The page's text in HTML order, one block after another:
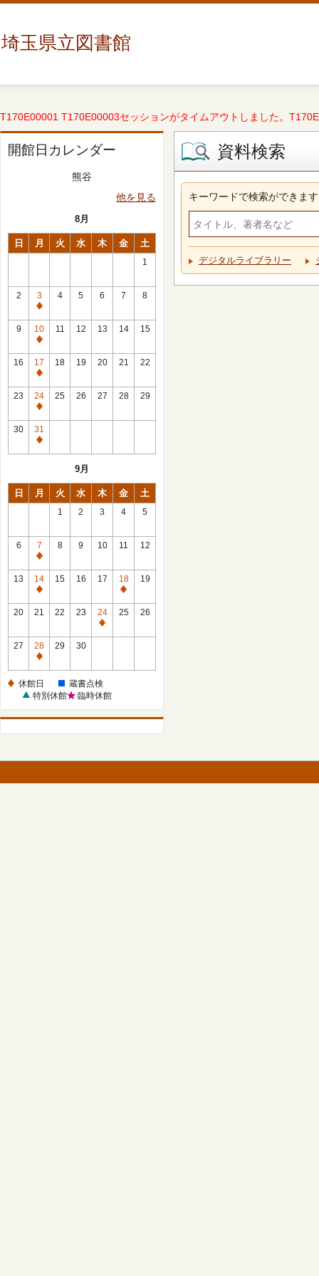
埼玉県立図書館
T170E00001 T170E00003セッションがタイムアウトしました。
開館日カレンダー
熊谷
他を見る
8月
日 月 火 水 木 金 土
1
2
3
休
館
日
4 5 6 7 8
9
10
休
館
日
11 12 13 14 15
16
17
休
館
日
18 19 20 21 22
23
24
休
館
日
25 26 27 28 29
30
31
休
9月
日 月 火 水 木 金 土
1 2 3 4 5
6
7
休
館
日
8 9 10 11 12
13
14
休
館
15 16 17
18
休
館
19
20 21 22 23
24
休
25 26
27
28
休
日
29 30
休館日
蔵書点検
特別休館
臨時休館
資料検索
キーワードで検索ができます
デジタルライブラリー